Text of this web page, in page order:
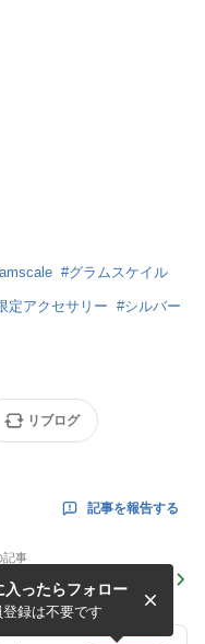
#グラムスケイル
定アクセサリー #シルバー
リブログ
記事を報告する
記事
kanna kamuy ring
入ったらフォロー
登録は不要です